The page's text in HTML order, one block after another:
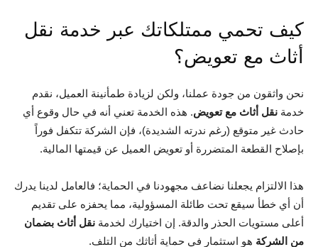
كيف تحمي ممتلكاتك عبر خدمة نقل
أثاث مع تعويض؟
نحن واثقون من جودة عملنا، ولكن لزيادة طمأنينة العميل، نقدم
خدمة نقل أثاث مع تعويض. هذه الخدمة تعني أنه في حال وقوع أي
حادث غير متوقع (رغم ندرته الشديدة)، فإن الشركة تتكفل فوراً
بإصلاح القطعة المتضررة أو تعويض العميل عن قيمتها المالية.
هذا الالتزام يجعلنا نضاعف مجهودنا في الحماية؛ فالعامل لدينا يدرك
أن أي خطأ سيقع تحت طائلة المسؤولية، مما يحفزه على تقديم
أعلى مستويات الحذر والدقة. إن اختيارك لخدمة نقل أثاث بضمان
من الشركة هو استثمار في حماية أثاثك من التلف.